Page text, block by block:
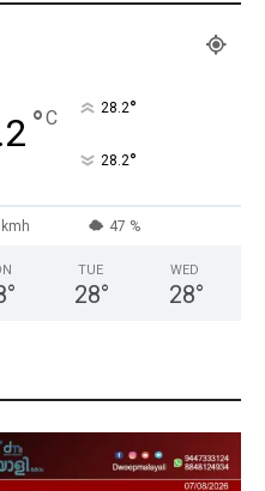
°C 28.2°
28.2°
47 %
°
TUE
28°
WED
28°